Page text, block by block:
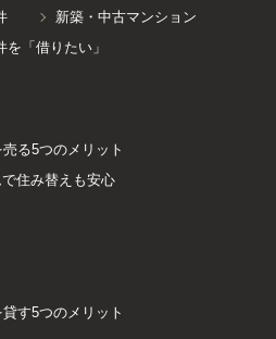
新築・中古マンション
を「借りたい」
る5つのメリット
住み替えも安心
す5つのメリット